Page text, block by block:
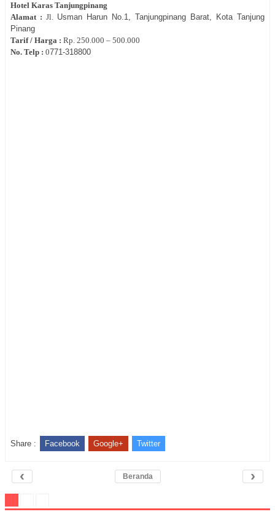
Hotel Karas Tanjungpinang
Alamat : Jl. Usman Harun No.1, Tanjungpinang Barat, Kota Tanjung
Pinang
Tarif / Harga : Rp. 250.000 – 500.000
No. Telp : 0771-318800
Share : Facebook Google+ Twitter
‹ ›
Beranda